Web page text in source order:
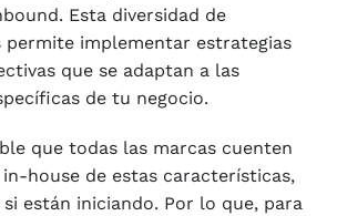
Esta diversidad de
permite implementar estrategias
que se adaptan a las
de tu negocio.
que todas las marcas cuenten
house de estas características,
están iniciando. Por lo que, para